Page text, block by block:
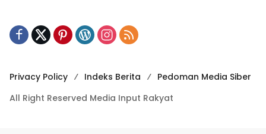
Privacy Policy Indeks Berita
Pedoman Media Siber
All Right Reserved Media Input Rakyat